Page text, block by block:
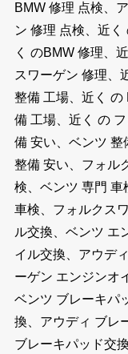
BMW 修理 点検、
ン 修理 点検、近
く のBMW 修理、
スワーゲン 修理、
整備 工場、近く の
備 工場、近く の
備 安い、ベンツ 整
整備 安い、フォル
検、ベンツ 専門 車
車検、フォルクス
ル交換、ベンツ エ
イル交換、アウデ
ーゲン エンジンオ
ベンツ ブレーキパ
換、アウディ ブレ
ブレーキパッド交